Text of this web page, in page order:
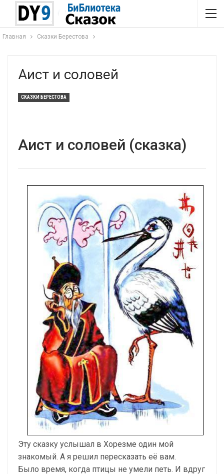
Главная Сказки Берестова
Аист и соловей
СКАЗКИ БЕРЕСТОВА
Аист и соловей (сказка)
Эту сказку услышал в Хорезме один мой
знакомый. А я решил пересказать её вам.
Было время, когда птицы не умели петь. И вдруг